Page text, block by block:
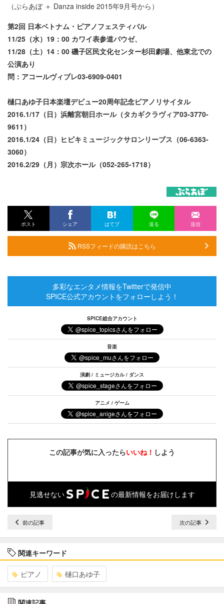
（ぶらあぼ ＋ Danza inside 2015年9月号から）
第2回 日本ベトナム・ピアノフェスティバル
11/25（水）19：00 カワイ表参道パウゼ、
11/28（土）14：00 磯子区民文化センター杉田劇場、他東北での
公演あり
問：アコールヴィブレ03-6909-0401
樋口あゆ子日本楽壇デビュー20周年記念ピアノリサイタル
2016.1/17（日）浜離宮朝日ホール（タカギクラヴィア03-3770-
9611）
2016.1/24（日）ヒビキミュージックサロンリーブス（06-6363-
3060）
2016.2/29（月）宗次ホール（052-265-1718）
ポスト シェア はてブ 送る 送信
RSSフィードの購読はこちら
多彩なエンタメ情報をTwitterで発信中
SPICE公式アカウントをフォローしよう！
SPICE総合アカウント
音楽
演劇 / ミュージカル / ダンス
アニメ / ゲーム
この記事が気に入ったらいいね！ しよう
見逃せない の最新情報をお届けします
前の記事 次の記事
関連キーワード
ピアノ 樋口あゆ子